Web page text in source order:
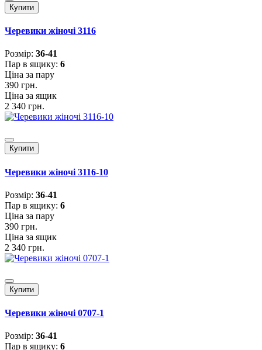
Купити
Черевики жіночі 3116
Розмiр: 36-41
Пар в ящику: 6
Ціна за пару
390 грн.
Ціна за ящик
2 340 грн.
Купити
Черевики жіночі 3116-10
Розмiр: 36-41
Пар в ящику: 6
Ціна за пару
390 грн.
Ціна за ящик
2 340 грн.
Купити
Черевики жіночі 0707-1
Розмiр: 36-41
Пар в ящику: 6